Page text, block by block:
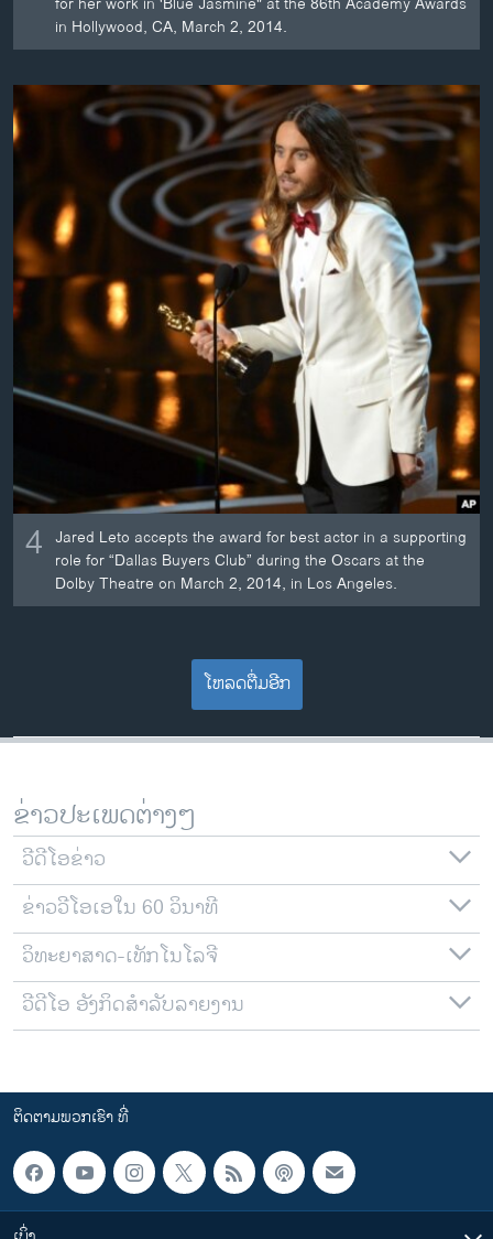
in Hollywood, CA, March 2, 2014.
4 Jared Leto accepts the award for best actor in a supporting
role for “Dallas Buyers Club” during the Oscars at the
Dolby Theatre on March 2, 2014, in Los Angeles.
ໂຫລດຕື່ມອີກ
ຂ່າວປະເພດຕ່າງໆ
ວີດີໂອຂ່າວ
ຂ່າວວີໂອເອໃນ 60 ວິນາທີ
ວິທະຍາສາດ-ເທັກໂນໂລຈີ
ວີດີໂອ ອັງກິດສຳລັບລາຍງານ
ຕິດຕາມພວກເຮົາ ທີ່